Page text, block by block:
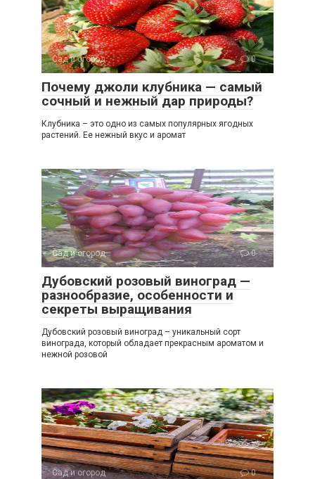
Сад и огород 0
Почему джоли клубника — самый
сочный и нежный дар природы?
Клубника – это одно из самых популярных ягодных
растений. Ее нежный вкус и аромат
Сад и огород 0
Дубовский розовый виноград —
разнообразие, особенности и
секреты выращивания
Дубовский розовый виноград – уникальный сорт
винограда, который обладает прекрасным ароматом и
нежной розовой
Сад и огород 0